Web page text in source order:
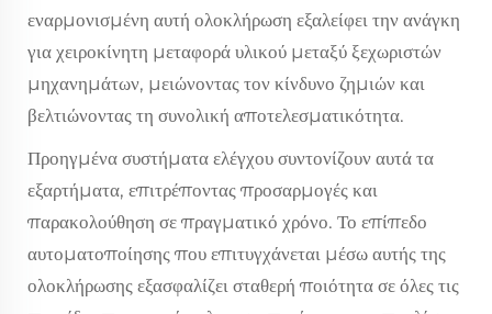
εναρμονισμένη αυτή ολοκλήρωση εξαλείφει την ανάγκη
για χειροκίνητη μεταφορά υλικού μεταξύ ξεχωριστών
μηχανημάτων, μειώνοντας τον κίνδυνο ζημιών και
βελτιώνοντας τη συνολική αποτελεσματικότητα.
Προηγμένα συστήματα ελέγχου συντονίζουν αυτά τα
εξαρτήματα, επιτρέποντας προσαρμογές και
παρακολούθηση σε πραγματικό χρόνο. Το επίπεδο
αυτοματοποίησης που επιτυγχάνεται μέσω αυτής της
ολοκλήρωσης εξασφαλίζει σταθερή ποιότητα σε όλες τις